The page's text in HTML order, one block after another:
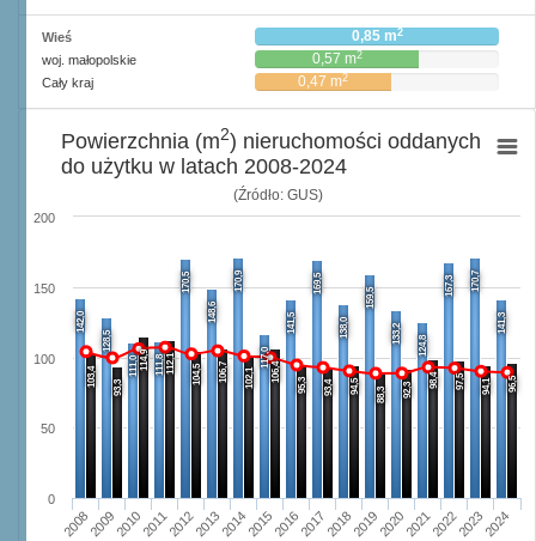
Wieś 0,85 m2
woj. małopolskie 0,57 m2
Cały kraj 0,47 m2
(Źródło: GUS)
142,0
128,5
111,0
111,8
170,5
148,6
170,9
117,0
141,5
169,5
138,0
159,5
133,2
124,8
167,3
170,7
141,3
103,4 93,3
114,9 112,1 104,5 106,7 102,1 106,4
95,3 93,4 94,5 88,3 92,3
98,4 97,5 94,1 96,5
20082009201020112012201320142015201620172018201920202021202220232024
0
50
100
150
200
Powierzchnia (m2) nieruchomości oddanych
do użytku w latach 2008-2024